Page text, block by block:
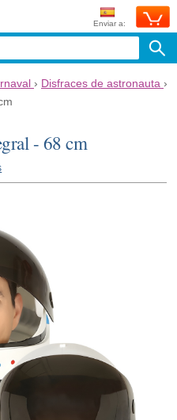
Enviar a:
› Disfraces de astronauta ›
- 68 cm